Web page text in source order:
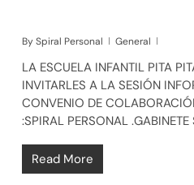
BySpiral Personal General
LA ESCUELA INFANTIL PITA
INVITARLES A LA SESIÓN
CONVENIO DE
:SPIRAL PERSONAL
Read More